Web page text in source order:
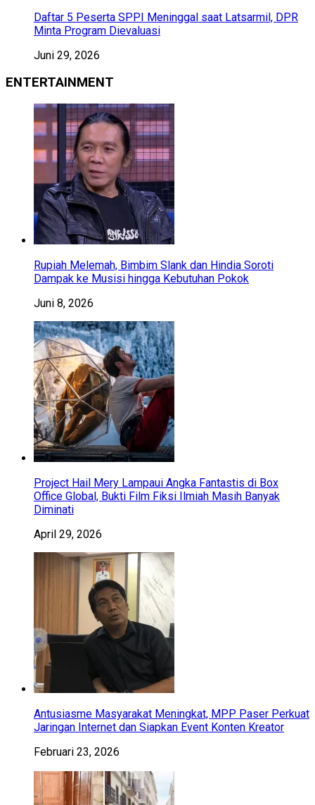
Daftar 5 Peserta SPPI Meninggal saat Latsarmil, DPR
Minta Program Dievaluasi
Juni 29, 2026
ENTERTAINMENT
Rupiah Melemah, Bimbim Slank dan Hindia Soroti
Dampak ke Musisi hingga Kebutuhan Pokok
Juni 8, 2026
Project Hail Mery Lampaui Angka Fantastis di Box
Office Global, Bukti Film Fiksi Ilmiah Masih Banyak
Diminati
April 29, 2026
Antusiasme Masyarakat Meningkat, MPP Paser Perkuat
Jaringan Internet dan Siapkan Event Konten Kreator
Februari 23, 2026